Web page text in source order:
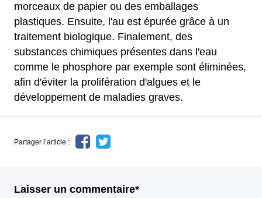
morceaux de papier ou des emballages
plastiques. Ensuite, l'au est épurée grâce à un
traitement biologique. Finalement, des
substances chimiques présentes dans l'eau
comme le phosphore par exemple sont éliminées,
afin d'éviter la prolifération d'algues et le
développement de maladies graves.
Partager l’article :
Laisser un commentaire*